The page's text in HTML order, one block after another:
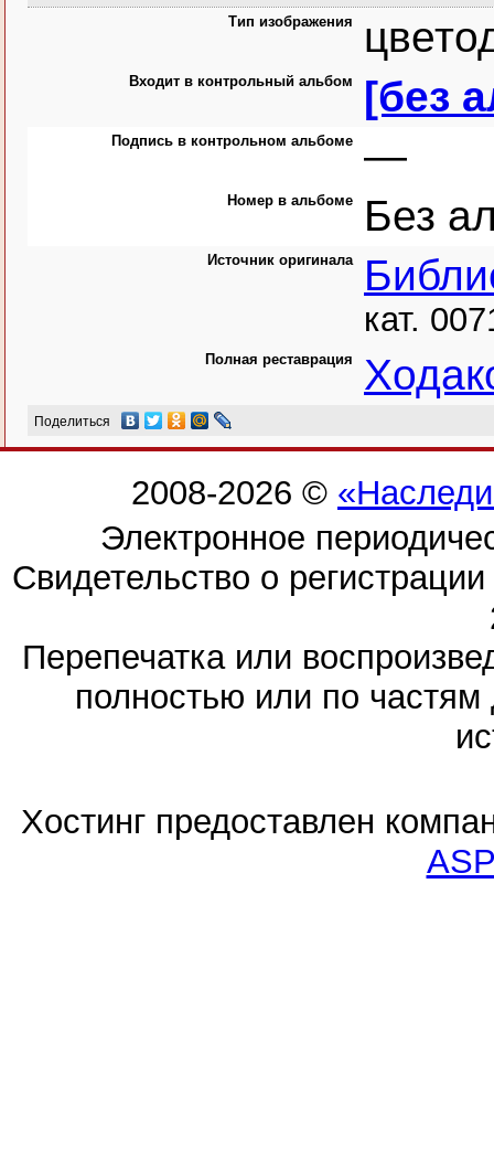
Тип изображения
Входит в контрольный альбом [без
Подпись в контрольном альбоме —
Номер в альбоме Без
Источник оригинала
кат.
Полная реставрация
Поделиться
2008-2026 ©
Электронное
Свидетельство о
Перепечатка или
полностью или по частям
Хостинг предоставлен